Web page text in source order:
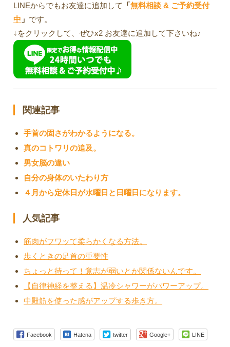
LINEからでもお友達に追加して 「無料相談 & ご予約受付
中 」 です。
↓をクリックして、ぜひx2 お友達に追加して下さいね♪
関連記事
手首の固さがわかるようになる。
真のコトワリの追及。
男女脳の違い
自分の身体のいたわり方
４月から定休日が水曜日と日曜日になります。
人気記事
筋肉がフワッて柔らかくなる方法。
歩くときの足首の重要性
ちょっと待って！意志が弱いとか関係ないんです。
【自律神経を整える】温冷シャワーがパワーアップ。
中殿筋を使った感がアップする歩き方。
Facebook Hatena twitter Google+ LINE